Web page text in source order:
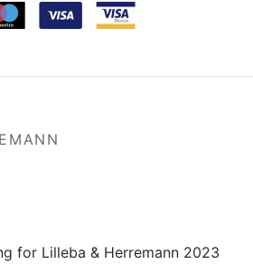
for Lilleba & Herremann 2023